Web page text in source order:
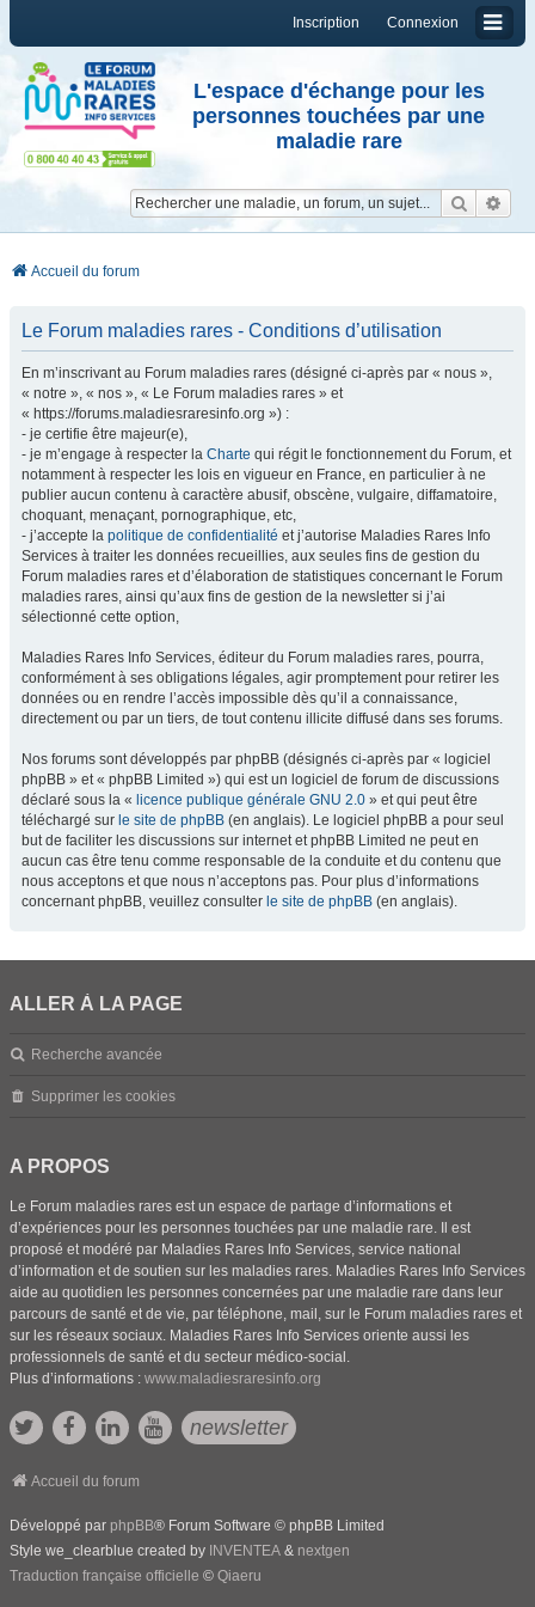
Connexion
Inscription
L'espace d'échange pour les
personnes touchées par une
maladie rare
Accueil du forum
Le Forum maladies rares - Conditions d’utilisation
En m’inscrivant au Forum maladies rares (désigné ci-après par « nous »,
« notre », « nos », « Le Forum maladies rares » et
« https://forums.maladiesraresinfo.org ») :
- je certifie être majeur(e),
- je m’engage à respecter la Charte qui régit le fonctionnement du Forum, et
notamment à respecter les lois en vigueur en France, en particulier à ne
publier aucun contenu à caractère abusif, obscène, vulgaire, diffamatoire,
choquant, menaçant, pornographique, etc,
- j’accepte la politique de confidentialité et j’autorise Maladies Rares Info
Services à traiter les données recueillies, aux seules fins de gestion du
Forum maladies rares et d’élaboration de statistiques concernant le Forum
maladies rares, ainsi qu’aux fins de gestion de la newsletter si j’ai
sélectionné cette option,
Maladies Rares Info Services, éditeur du Forum maladies rares, pourra,
conformément à ses obligations légales, agir promptement pour retirer les
données ou en rendre l’accès impossible dès qu’il a connaissance,
directement ou par un tiers, de tout contenu illicite diffusé dans ses forums.
Nos forums sont développés par phpBB (désignés ci-après par « logiciel
phpBB » et « phpBB Limited ») qui est un logiciel de forum de discussions
déclaré sous la « licence publique générale GNU 2.0 » et qui peut être
téléchargé sur le site de phpBB (en anglais). Le logiciel phpBB a pour seul
but de faciliter les discussions sur internet et phpBB Limited ne peut en
aucun cas être tenu comme responsable de la conduite et du contenu que
nous acceptons et que nous n’acceptons pas. Pour plus d’informations
concernant phpBB, veuillez consulter le site de phpBB (en anglais).
ALLER À LA PAGE
Recherche avancée
Supprimer les cookies
A PROPOS
Le Forum maladies rares est un espace de partage d’informations et
d’expériences pour les personnes touchées par une maladie rare. Il est
proposé et modéré par Maladies Rares Info Services, service national
d’information et de soutien sur les maladies rares. Maladies Rares Info Services
aide au quotidien les personnes concernées par une maladie rare dans leur
parcours de santé et de vie, par téléphone, mail, sur le Forum maladies rares et
sur les réseaux sociaux. Maladies Rares Info Services oriente aussi les
professionnels de santé et du secteur médico-social.
Plus d’informations : www.maladiesraresinfo.org
newsletter
Accueil du forum
Développé par phpBB® Forum Software © phpBB Limited
Style we_clearblue created by INVENTEA & nextgen
Traduction française officielle © Qiaeru